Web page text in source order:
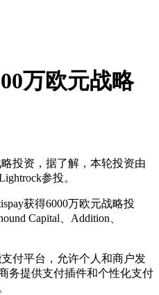
万欧元战略
略投资，据了解，本轮投资由
参投。
获得6000万欧元战略投
Capital、Addition、
付平台，允许个人和商户发
务提供支付插件和个性化支付